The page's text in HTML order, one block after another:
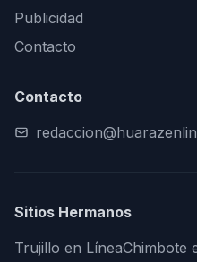
Publicidad
Contacto
Contacto
Sitios Hermanos
Trujillo en LíneaChimbote